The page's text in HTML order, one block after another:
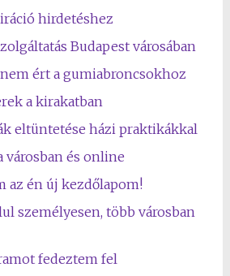
hirdetéshez
Budapest városában
ért a gumiabroncsokhoz
a kirakatban
eltüntetése házi praktikákkal
városban és online
az én új kezdőlapom!
személyesen, több városban
fedeztem fel